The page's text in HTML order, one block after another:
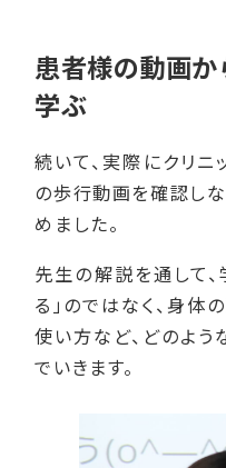
患者様の動画
学ぶ
続いて、実際にクリ
の歩行動画を確認し
めました。
先生の解説を通して
る」のではなく、身体
使い方など、どのよ
でいきます。